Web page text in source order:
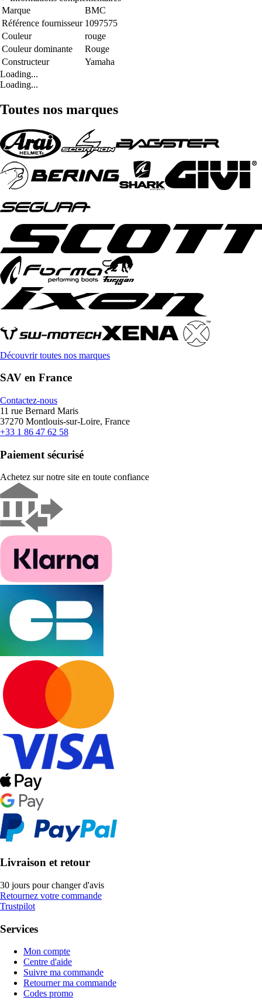
Marque
BMC
Référence fournisseur 1097575
Couleur
rouge
Couleur dominante
Rouge
Constructeur
Yamaha
Loading...
Loading...
Toutes nos marques
Découvrir toutes nos marques
SAV en France
Contactez-nous
11 rue Bernard Maris
37270 Montlouis-sur-Loire, France
+33 1 86 47 62 58
Paiement sécurisé
Achetez sur notre site en toute confiance
Livraison et retour
30 jours pour changer d'avis
Retournez votre commande
Trustpilot
Services
Mon compte
Centre d'aide
Suivre ma commande
Retourner ma commande
Codes promo